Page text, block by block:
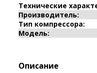
Технические
Производитель:
Тип компрессора:
Модель:
Описание